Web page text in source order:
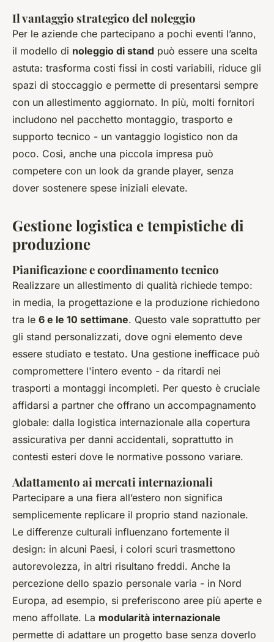
Il vantaggio strategico del noleggio
Per le aziende che partecipano a pochi eventi l’anno,
il modello di noleggio di stand può essere una scelta
astuta: trasforma costi fissi in costi variabili, riduce gli
spazi di stoccaggio e permette di presentarsi sempre
con un allestimento aggiornato. In più, molti fornitori
includono nel pacchetto montaggio, trasporto e
supporto tecnico - un vantaggio logistico non da
poco. Così, anche una piccola impresa può
competere con un look da grande player, senza
dover sostenere spese iniziali elevate.
Gestione logistica e tempistiche di
produzione
Pianificazione e coordinamento tecnico
Realizzare un allestimento di qualità richiede tempo:
in media, la progettazione e la produzione richiedono
tra le 6 e le 10 settimane. Questo vale soprattutto per
gli stand personalizzati, dove ogni elemento deve
essere studiato e testato. Una gestione inefficace può
compromettere l'intero evento - da ritardi nei
trasporti a montaggi incompleti. Per questo è cruciale
affidarsi a partner che offrano un accompagnamento
globale: dalla logistica internazionale alla copertura
assicurativa per danni accidentali, soprattutto in
contesti esteri dove le normative possono variare.
Adattamento ai mercati internazionali
Partecipare a una fiera all’estero non significa
semplicemente replicare il proprio stand nazionale.
Le differenze culturali influenzano fortemente il
design: in alcuni Paesi, i colori scuri trasmettono
autorevolezza, in altri risultano freddi. Anche la
percezione dello spazio personale varia - in Nord
Europa, ad esempio, si preferiscono aree più aperte e
meno affollate. La modularità internazionale
permette di adattare un progetto base senza doverlo